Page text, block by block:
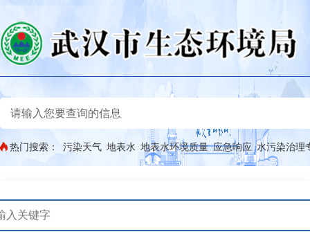
热门搜索： 污染天气 地表水 地表水环境质量 应急响应 水污染治理